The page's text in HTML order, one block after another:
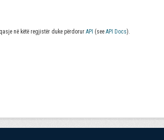
në këtë regjistër duke përdorur API (see API Docs).